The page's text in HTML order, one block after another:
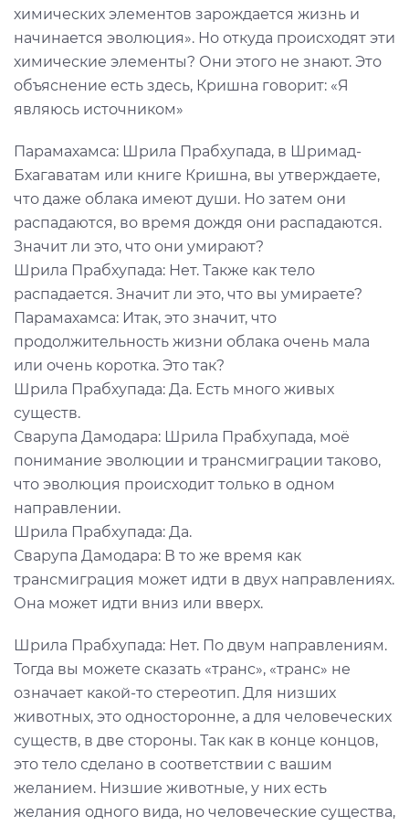
химических элементов зарождается жизнь и
начинается эволюция». Но откуда происходят эти
химические элементы? Они этого не знают. Это
объяснение есть здесь, Кришна говорит: «Я
являюсь источником»
Парамахамса: Шрила Прабхупада, в Шримад-
Бхагаватам или книге Кришна, вы утверждаете,
что даже облака имеют души. Но затем они
распадаются, во время дождя они распадаются.
Значит ли это, что они умирают?
Шрила Прабхупада: Нет. Также как тело
распадается. Значит ли это, что вы умираете?
Парамахамса: Итак, это значит, что
продолжительность жизни облака очень мала
или очень коротка. Это так?
Шрила Прабхупада: Да. Есть много живых
существ.
Сварупа Дамодара: Шрила Прабхупада, моё
понимание эволюции и трансмиграции таково,
что эволюция происходит только в одном
направлении.
Шрила Прабхупада: Да.
Сварупа Дамодара: В то же время как
трансмиграция может идти в двух направлениях.
Она может идти вниз или вверх.
Шрила Прабхупада: Нет. По двум направлениям.
Тогда вы можете сказать «транс», «транс» не
означает какой-то стереотип. Для низших
животных, это односторонне, а для человеческих
существ, в две стороны. Так как в конце концов,
это тело сделано в соответствии с вашим
желанием. Низшие животные, у них есть
желания одного вида, но человеческие существа,